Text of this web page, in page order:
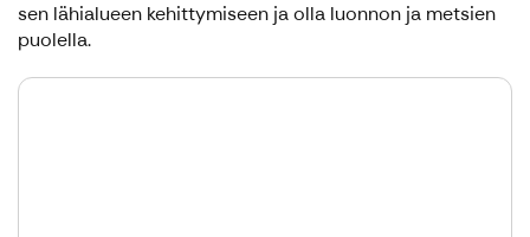
sen lähialueen kehittymiseen ja olla luonnon ja metsien
puolella.